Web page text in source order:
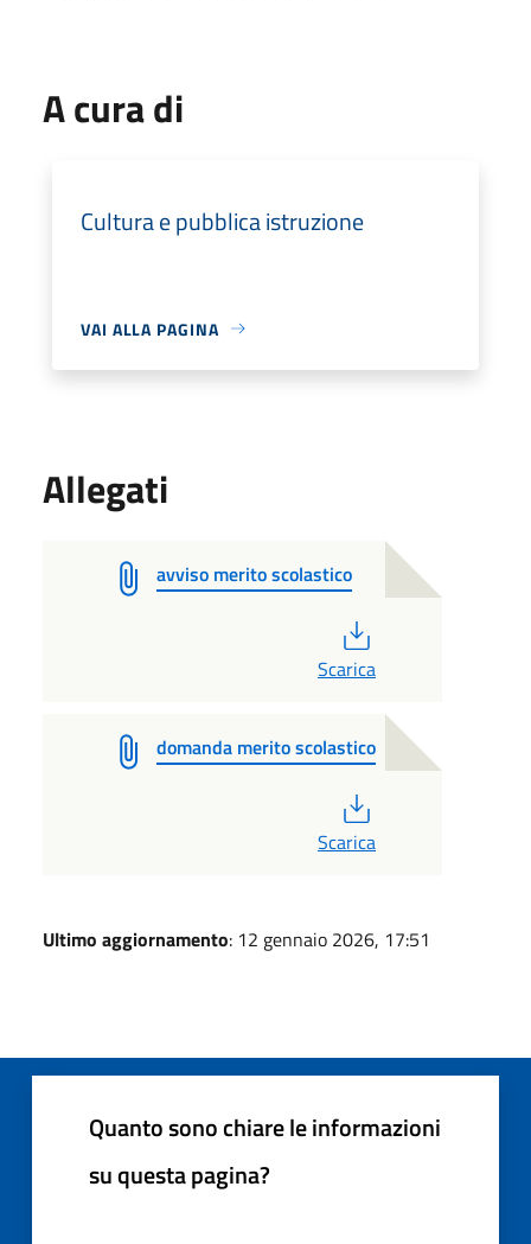
A cura di
Cultura e pubblica istruzione
VAI ALLA PAGINA
Allegati
avviso merito scolastico
Scarica
domanda merito scolastico
Scarica
Ultimo aggiornamento: 12 gennaio 2026, 17:51
Quanto sono chiare le informazioni
su questa pagina?